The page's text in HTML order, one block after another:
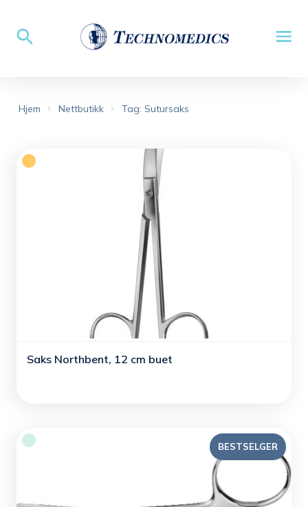
Hjem Nettbutikk Tag: Sutursaks
Saks Northbent, 12 cm buet
BESTSELGER